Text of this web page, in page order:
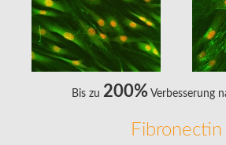
Bis zu 200%Verbesserung
Fibronectin